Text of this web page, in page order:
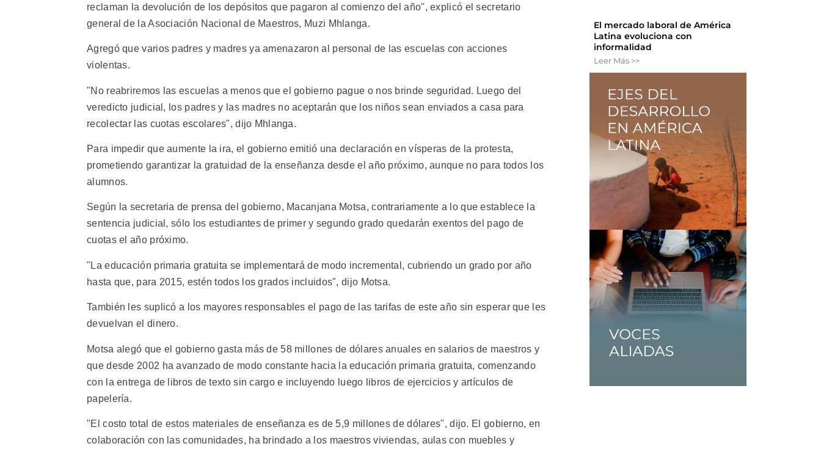
reclaman la devolución de los depósitos que pagaron al comienzo del año", explicó el secretario
general de la Asociación Nacional de Maestros, Muzi Mhlanga.
Agregó que varios padres y madres ya amenazaron al personal de las escuelas con acciones
violentas.
"No reabriremos las escuelas a menos que el gobierno pague o nos brinde seguridad. Luego del
veredicto judicial, los padres y las madres no aceptarán que los niños sean enviados a casa para
recolectar las cuotas escolares", dijo Mhlanga.
Para impedir que aumente la ira, el gobierno emitió una declaración en vísperas de la protesta,
prometiendo garantizar la gratuidad de la enseñanza desde el año próximo, aunque no para todos los
alumnos.
Según la secretaria de prensa del gobierno, Macanjana Motsa, contrariamente a lo que establece la
sentencia judicial, sólo los estudiantes de primer y segundo grado quedarán exentos del pago de
cuotas el año próximo.
"La educación primaria gratuita se implementará de modo incremental, cubriendo un grado por año
hasta que, para 2015, estén todos los grados incluidos", dijo Motsa.
También les suplicó a los mayores responsables el pago de las tarifas de este año sin esperar que les
devuelvan el dinero.
Motsa alegó que el gobierno gasta más de 58 millones de dólares anuales en salarios de maestros y
que desde 2002 ha avanzado de modo constante hacia la educación primaria gratuita, comenzando
con la entrega de libros de texto sin cargo e incluyendo luego libros de ejercicios y artículos de
papelería.
"El costo total de estos materiales de enseñanza es de 5,9 millones de dólares", dijo. El gobierno, en
colaboración con las comunidades, ha brindado a los maestros viviendas, aulas con muebles y
El mercado laboral de América
Latina evoluciona con
informalidad
Leer Más >>